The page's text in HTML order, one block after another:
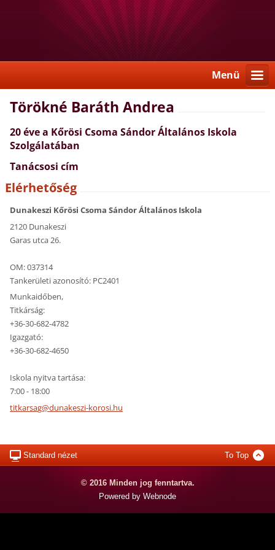
Menü
Törökné Baráth Andrea
20 éve a Kőrösi Csoma Sándor Általános Iskola
Szolgálatában
Tanácsosi cím
Elérhetőség
Dunakeszi Kőrösi Csoma Sándor Általános Iskola
2120 Dunakeszi
Garas utca 26.
OM: 037314
Tankerületi azonosító: PC2401
Munkaidőben,
Titkárság:
+36-30-682-4782
Igazgató:
+36-30-682-4650
Iskola nyitva tartása:
7:00 - 18:00
titkarsag@dunakeszi-korosi.hu
Standard nézet To Top
© 2016 Minden jog fenntartva.
Powered by Webnode